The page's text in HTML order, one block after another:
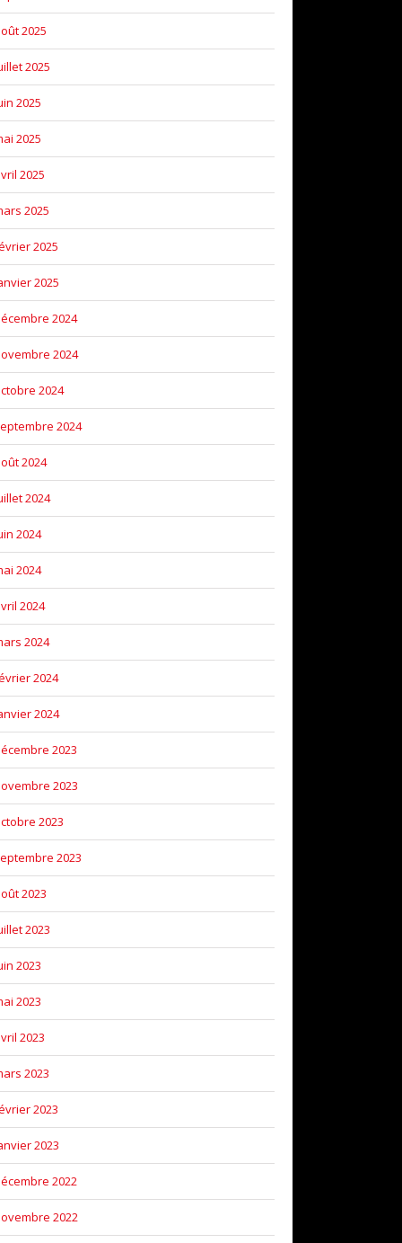
2025
2025
2025
2025
2025
2025
2025
2025
2024
2024
2024
2024
2024
2024
2024
2024
2024
2024
2024
2024
2023
2023
2023
2023
2023
2023
2023
2023
2023
2023
2023
2023
2022
2022